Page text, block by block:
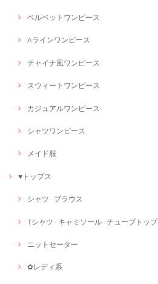
ベルベットワンピース
Aラインワンピース
チャイナ風ワンピース
スウィートワンピース
カジュアルワンピース
シャツワンピース
メイド服
♥トップス
シャツ · ブラウス
Tシャツ · キャミソール · チューブトップ
ニットセーター
✿レディ系